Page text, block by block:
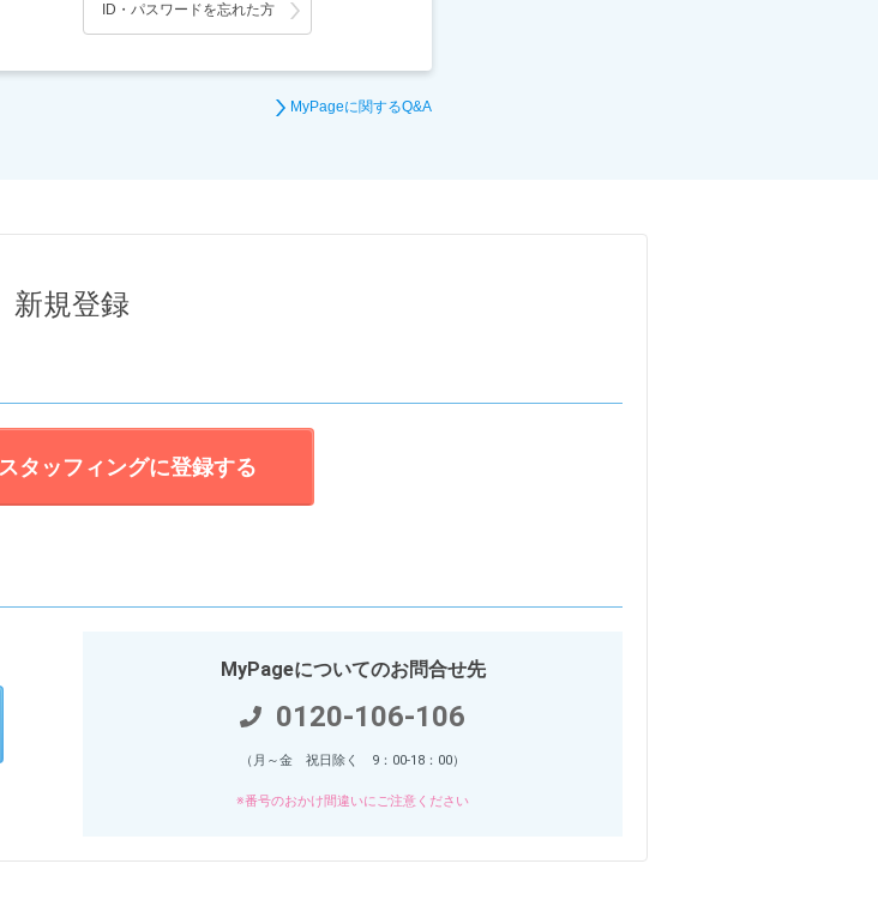
ID・パスワードを忘れた方
MyPageに関するQ&A
新規登録
タッフィングに登録する
MyPageについてのお問合せ先
0120-106-106
（月～金 祝日除く 9：00-18：00）
※番号のおかけ間違いにご注意ください